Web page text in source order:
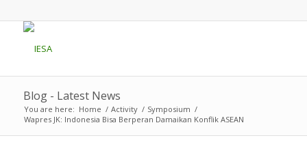
Blog - Latest News
You are here: Home / Activity / Symposium /
Wapres JK: Indonesia Bisa Berperan Damaikan Konflik ASEAN